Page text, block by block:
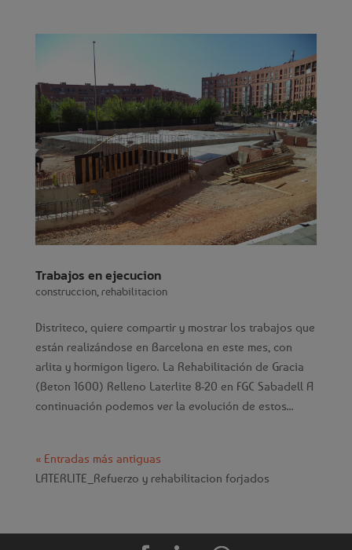
Trabajos en ejecucion
construccion, rehabilitacion
Distriteco, quiere compartir y mostrar los trabajos que
están realizándose en Barcelona en este mes, con
arlita y hormigon ligero. La Rehabilitación de Gracia
(Beton 1600) Relleno Laterlite 8-20 en FGC Sabadell A
continuación podemos ver la evolución de estos...
« Entradas más antiguas
LATERLITE_ Refuerzo y rehabilitacion forjados